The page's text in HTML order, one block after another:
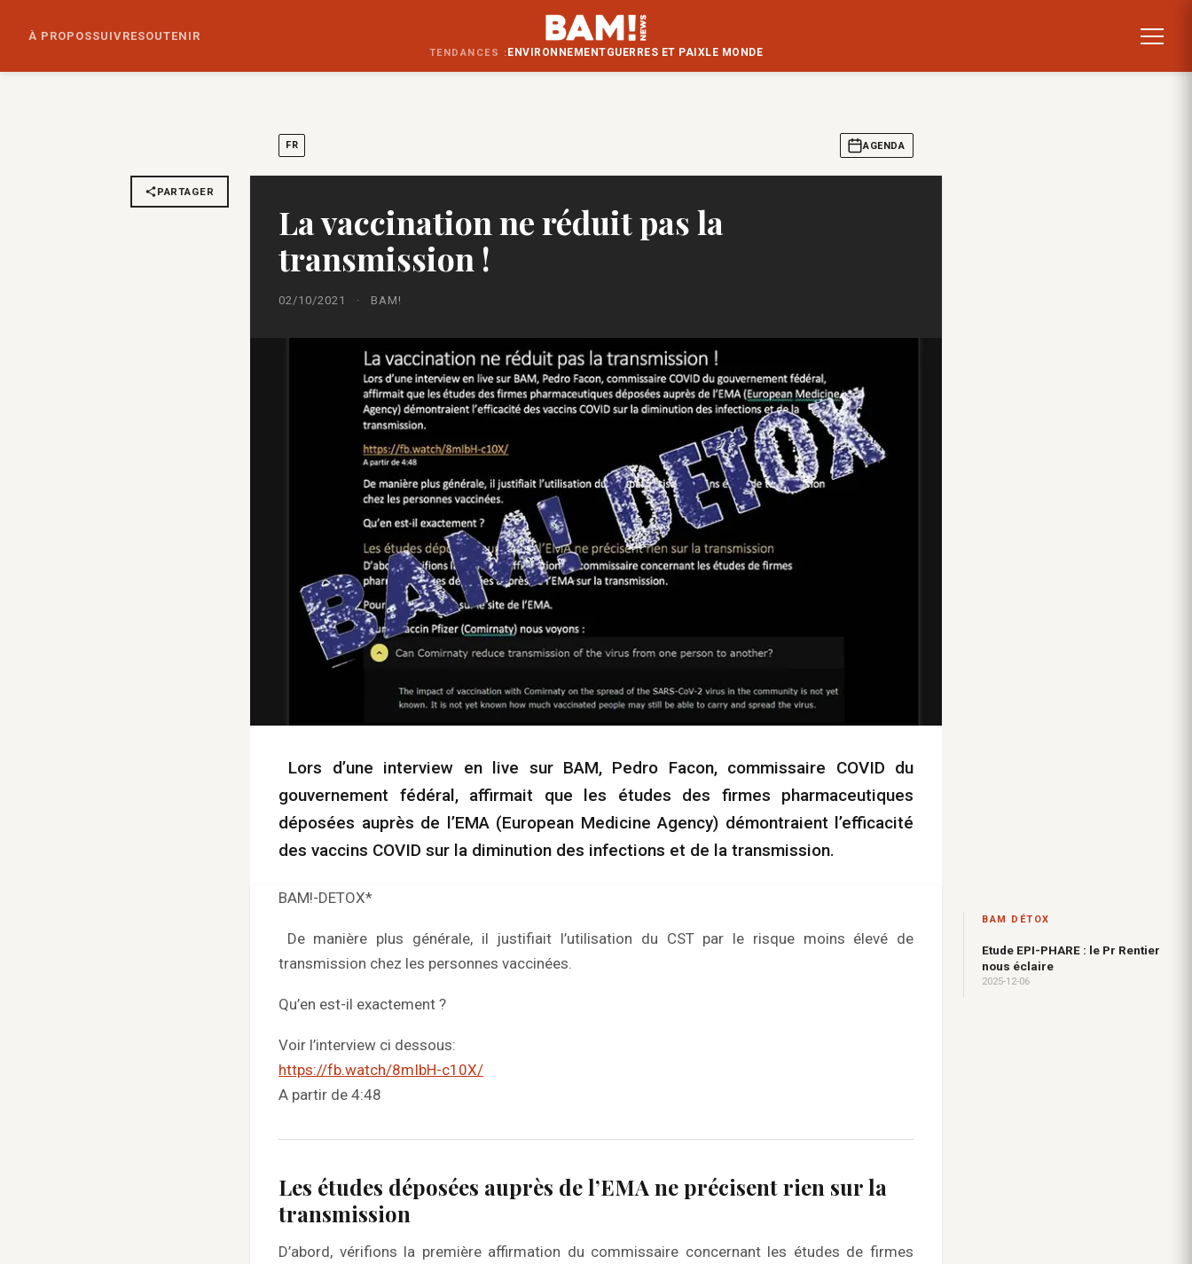
À PROPOSSUIVRESOUTENIR
TENDANCES : ENVIRONNEMENTGUERRES ET PAIXLE MONDE
FR AGENDA
PARTAGER
La vaccination ne réduit pas la
transmission !
02/10/2021 · BAM!
Lors d’une interview en live sur BAM, Pedro Facon, commissaire COVID du
gouvernement fédéral, affirmait que les études des firmes pharmaceutiques
déposées auprès de l’EMA (European Medicine Agency) démontraient l’efficacité
des vaccins COVID sur la diminution des infections et de la transmission.
BAM!-DETOX*
De manière plus générale, il justifiait l’utilisation du CST par le risque moins élevé de
transmission chez les personnes vaccinées.
Qu’en est-il exactement ?
Voir l’interview ci dessous:
https://fb.watch/8mIbH-c10X/
A partir de 4:48
Les études déposées auprès de l’EMA ne précisent rien sur la
transmission
D’abord, vérifions la première affirmation du commissaire concernant les études de firmes
BAM DÉTOX
Etude EPI-PHARE : le Pr Rentier
nous éclaire
2025-12-06